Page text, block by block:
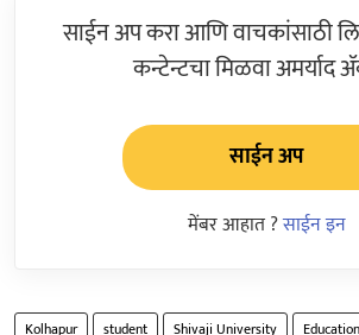
साईन अप करा आणि वाचकांसाठी
कन्टेन्टचा मिळवा अमर्याद
साईन अप
मेंबर आहात ?साईन इन
Kolhapur student Shivaji University